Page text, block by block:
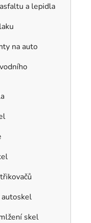
a lepidla
na auto
autoskel
skel